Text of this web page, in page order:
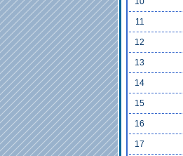
11
12
13
14
15
16
17